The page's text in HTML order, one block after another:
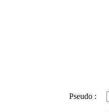
Pseudo :